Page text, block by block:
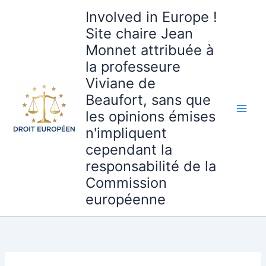
Involved in Europe !
Site chaire Jean
Monnet attribuée à
la professeure
Viviane de
Beaufort, sans que
les opinions émises
n'impliquent
cependant la
responsabilité de la
Commission
européenne